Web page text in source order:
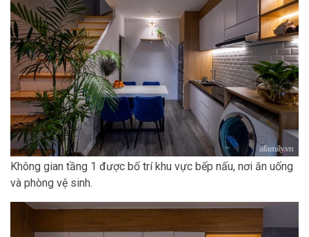
Không gian tầng 1 được bố trí khu vực bếp nấu, nơi ăn uống
và phòng vệ sinh.